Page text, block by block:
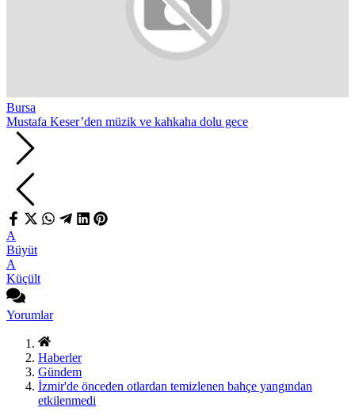
Bursa
Mustafa Keser’den müzik ve kahkaha dolu gece
A
Büyüt
A
Küçült
Yorumlar
Haberler
Gündem
İzmir'de önceden otlardan temizlenen bahçe yangından
etkilenmedi